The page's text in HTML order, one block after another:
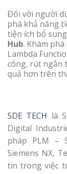
Đối với người
phá khả năng
tiện ích bổ
Hub. Khám
Lambda
công, rút ngắn
quả hơn trên
SDE TECH là
Digital
pháp PLM –
Siemens NX,
tin trong việc